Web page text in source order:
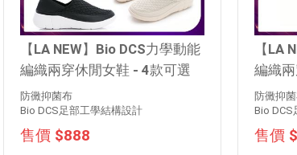
【LA NEW】Bio DCS力學動能
編織兩穿休閒女鞋 - 4款可選
防黴抑菌布
Bio DCS足部工學結構設計
售價 $888
【LA
編織
防黴抑
Bio DCS
售價